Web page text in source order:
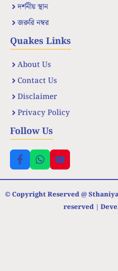
দর্শনীয় স্থান
জরুরি নম্বর
Quakes Links
About Us
Contact Us
Disclaimer
Privacy Policy
Follow Us
© Copyright Reserved @
reserved |